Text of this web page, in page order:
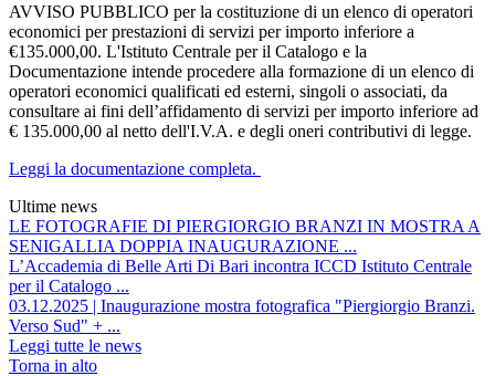
AVVISO PUBBLICO per la costituzione di un elenco di operatori
economici per prestazioni di servizi per importo inferiore a
€135.000,00. L'Istituto Centrale per il Catalogo e la
Documentazione intende procedere alla formazione di un elenco di
operatori economici qualificati ed esterni, singoli o associati, da
consultare ai fini dell’affidamento di servizi per importo inferiore ad
€ 135.000,00 al netto dell'I.V.A. e degli oneri contributivi di legge.
Leggi la documentazione completa.
Ultime news
LE FOTOGRAFIE DI PIERGIORGIO BRANZI IN MOSTRA A
SENIGALLIA DOPPIA INAUGURAZIONE ...
L’Accademia di Belle Arti Di Bari incontra ICCD Istituto Centrale
per il Catalogo ...
03.12.2025 | Inaugurazione mostra fotografica "Piergiorgio Branzi.
Verso Sud" + ...
Leggi tutte le news
Torna in alto